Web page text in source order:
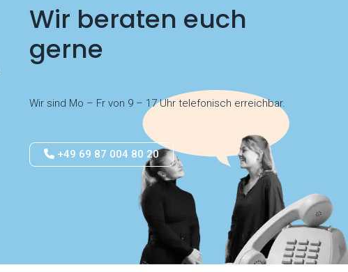
Wir beraten euch
gerne
Wir sind Mo – Fr von 9 – 17 Uhr telefonisch erreichbar.
+49 69 87 004 80 20